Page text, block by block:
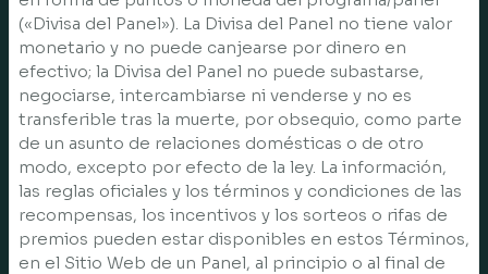
(«Divisa del Panel»). La Divisa del Panel no tiene valor
monetario y no puede canjearse por dinero en
efectivo; la Divisa del Panel no puede subastarse,
negociarse, intercambiarse ni venderse y no es
transferible tras la muerte, por obsequio, como parte
de un asunto de relaciones domésticas o de otro
modo, excepto por efecto de la ley. La información,
las reglas oficiales y los términos y condiciones de las
recompensas, los incentivos y los sorteos o rifas de
premios pueden estar disponibles en estos Términos,
en el Sitio Web de un Panel, al principio o al final de